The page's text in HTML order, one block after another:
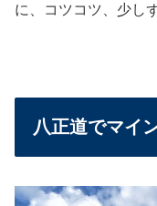
に、コツコツ、少し
八正道でマイ